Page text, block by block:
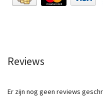
Reviews
Er zijn nog geen reviews